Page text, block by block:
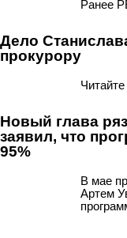
Ранее
Дело
прокурору
Новый глава
заявил, что
95%
В мае
Артем